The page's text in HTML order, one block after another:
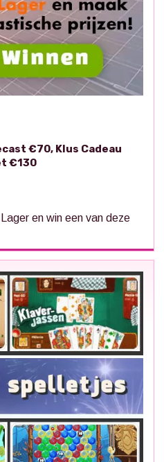
€70, Klus Cadeau
€130
en win een van deze